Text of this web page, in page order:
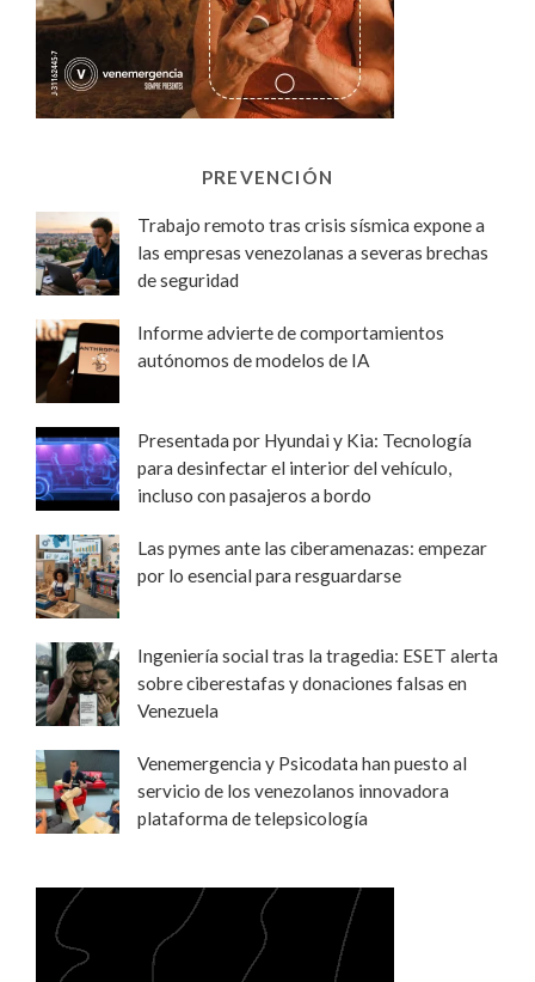
PREVENCIÓN
Trabajo remoto tras crisis sísmica expone a
las empresas venezolanas a severas brechas
de seguridad
Informe advierte de comportamientos
autónomos de modelos de IA
Presentada por Hyundai y Kia: Tecnología
para desinfectar el interior del vehículo,
incluso con pasajeros a bordo
Las pymes ante las ciberamenazas: empezar
por lo esencial para resguardarse
Ingeniería social tras la tragedia: ESET alerta
sobre ciberestafas y donaciones falsas en
Venezuela
Venemergencia y Psicodata han puesto al
servicio de los venezolanos innovadora
plataforma de telepsicología